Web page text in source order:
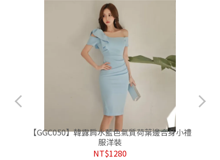
【GGC050】韓露肩水藍色氣質荷葉邊合身小禮
服洋裝
NT$1280